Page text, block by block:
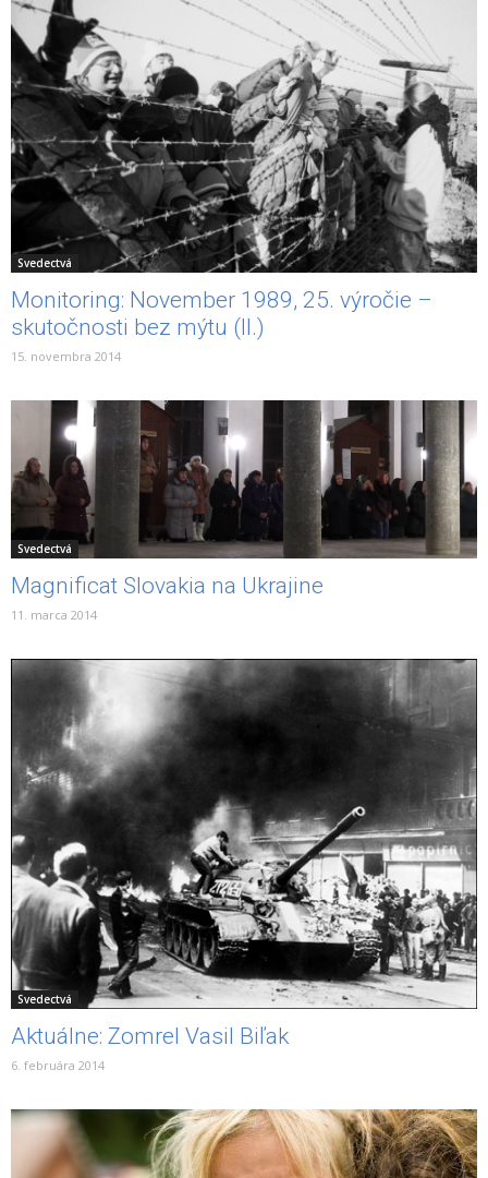
Svedectvá
Monitoring: November 1989, 25. výročie –
skutočnosti bez mýtu (II.)
15. novembra 2014
Svedectvá
Magnificat Slovakia na Ukrajine
11. marca 2014
Svedectvá
Aktuálne: Zomrel Vasil Biľak
6. februára 2014